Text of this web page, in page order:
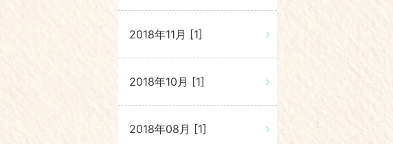
2018年11月 [1]
2018年10月 [1]
2018年08月 [1]